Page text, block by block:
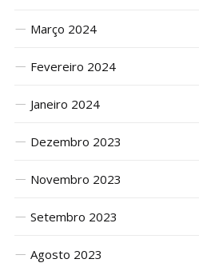
Março 2024
Fevereiro 2024
Janeiro 2024
Dezembro 2023
Novembro 2023
Setembro 2023
Agosto 2023